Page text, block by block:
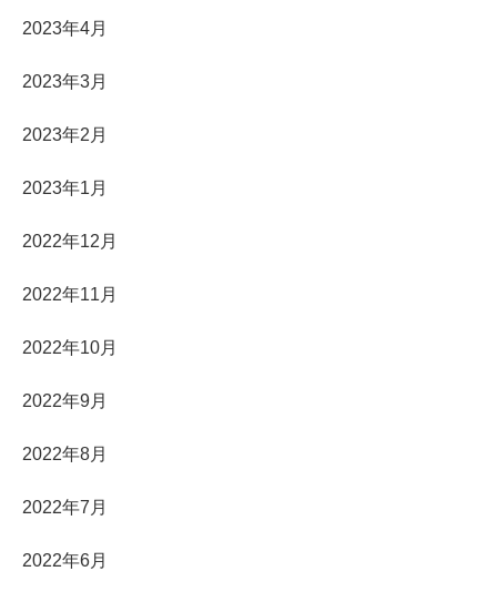
2023年4月
2023年3月
2023年2月
2023年1月
2022年12月
2022年11月
2022年10月
2022年9月
2022年8月
2022年7月
2022年6月